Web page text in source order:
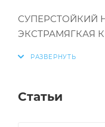
СУПЕРСТОЙКИЙ
ЭКСТРАМЯГКАЯ
Статьи